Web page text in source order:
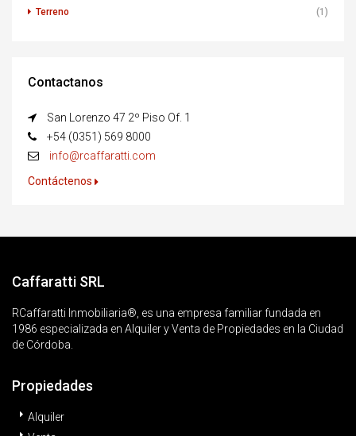
Terreno
(1)
Contactanos
San Lorenzo 47 2º Piso Of. 1
+54 (0351) 569 8000
info@rcaffaratti.com
Contáctenos
Caffaratti SRL
RCaffaratti Inmobiliaria®, es una empresa familiar fundada en
1986 especializada en Alquiler y Venta de Propiedades en la Ciudad
de Córdoba.
Propiedades
Alquiler